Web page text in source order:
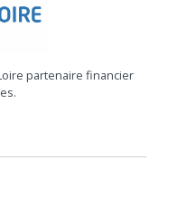
partenaire financier